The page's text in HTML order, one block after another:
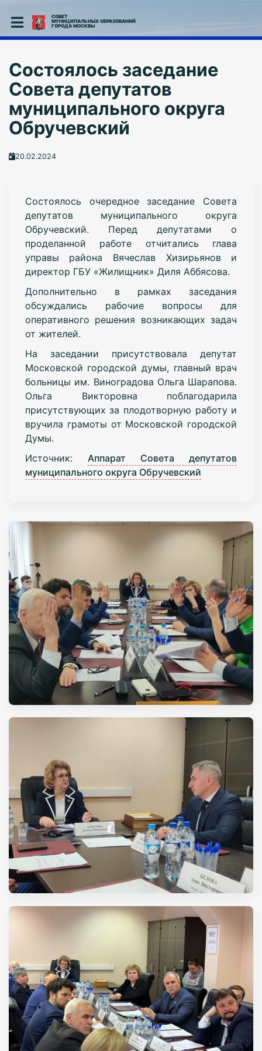
СОВЕТ
МУНИЦИПАЛЬНЫХ ОБРАЗОВАНИЙ
ГОРОДА МОСКВЫ
Состоялось заседание
Совета депутатов
муниципального округа
Обручевский
20.02.2024
Состоялось очередное заседание Совета
депутатов муниципального округа
Обручевский. Перед депутатами о
проделанной работе отчитались глава
управы района Вячеслав Хизирьянов и
директор ГБУ «Жилищник» Диля Аббясова.
Дополнительно в рамках заседания
обсуждались рабочие вопросы для
оперативного решения возникающих задач
от жителей.
На заседании присутствовала депутат
Московской городской думы, главный врач
больницы им. Виноградова Ольга Шарапова.
Ольга Викторовна поблагодарила
присутствующих за плодотворную работу и
вручила грамоты от Московской городской
Думы.
Источник: Аппарат Совета депутатов
муниципального округа Обручевский